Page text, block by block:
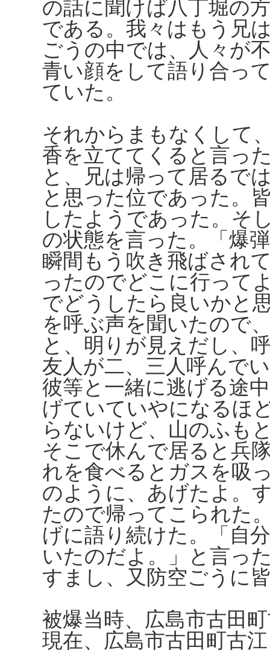
の話に聞けば八丁堀の
である。我々はもう兄
ごうの中では、人々が
青い顔をして語り合っ
ていた。
それからまもなくして
香を立ててくると言っ
と、兄は帰って居るで
と思った位であった。
したようであった。そ
の状態を言った。「爆
瞬間もう吹き飛ばされ
ったのでどこに行って
でどうしたら良いかと
を呼ぶ声を聞いたので
と、明りが見えだし、
友人が二、三人呼んで
彼等と一緒に逃げる途
げていていやになるほ
らないけど、山のふも
そこで休んで居ると兵
れを食べるとガスを吸
のように、あげたよ。
たので帰ってこられた
げに語り続けた。「自
いたのだよ。」と言っ
すまし、又防空ごうに
被爆当時、広島市古田
現在、広島市古田町古